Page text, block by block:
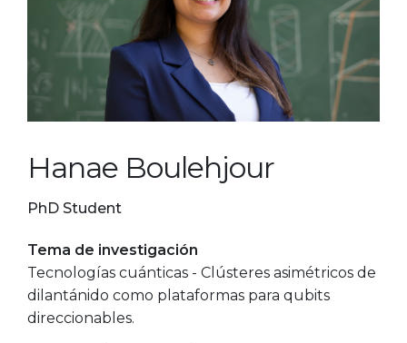
Hanae Boulehjour
PhD Student
Tema de investigación
Tecnologías cuánticas - Clústeres asimétricos de
dilantánido como plataformas para qubits
direccionables.